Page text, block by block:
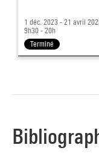
1 déc. 2023 - 21 avril
9h30 - 20h
Terminé